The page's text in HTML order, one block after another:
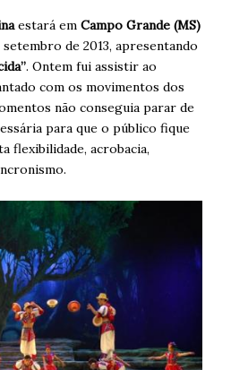
o cigarro não era a resposta.
mais problemas. Um ano
e confiando no processo. Um
ano. *Ben Oliveira é escritor,
Autor do...
estará em Campo Grande (MS)
de 2013, apresentando
. Ontem fui assistir ao
com os movimentos dos
não conseguia parar de
para que o público fique
flexibilidade, acrobacia,